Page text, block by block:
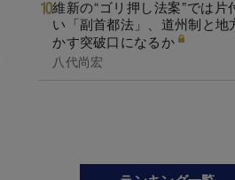
維新の“ゴリ押し法案”では片
い「副首都法」、道州制と地
かす突破口になるか
八代尚宏